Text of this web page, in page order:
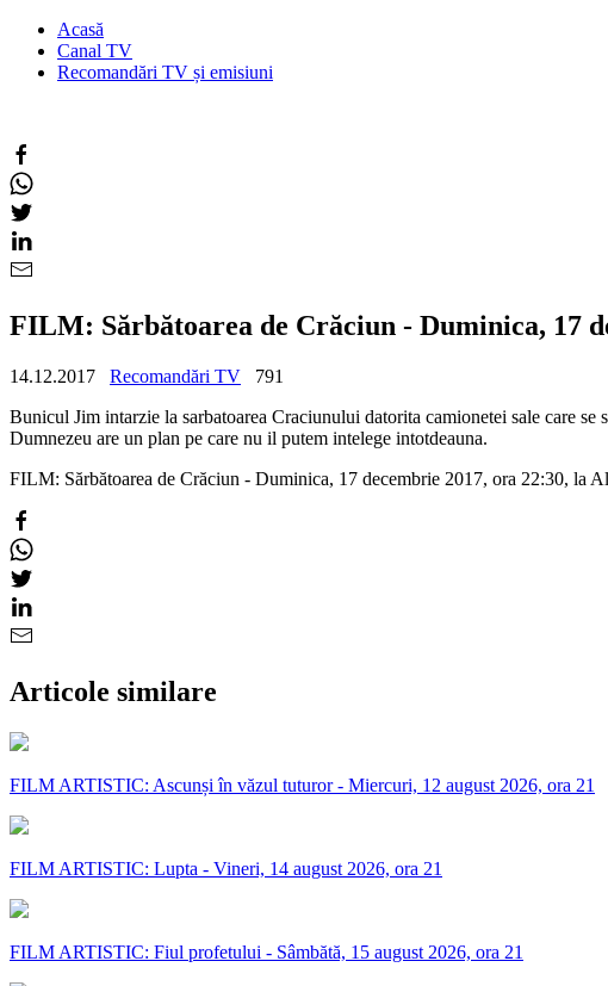
Acasă
Canal TV
Recomandări TV și emisiuni
FILM: Sărbătoarea de Crăciun - Duminica, 17
14.12.2017 Recomandări TV
791
Bunicul Jim intarzie la sarbatoarea Craciunului datorita camionetei sale care
Dumnezeu are un plan pe care nu il putem intelege intotdeauna.
FILM: Sărbătoarea de Crăciun - Duminica, 17 decembrie 2017, ora 22:30, la
Articole similare
FILM ARTISTIC: Ascunși în văzul tuturor - Miercuri, 12 august 2026, ora 21
FILM ARTISTIC: Lupta - Vineri, 14 august 2026, ora 21
FILM ARTISTIC: Fiul profetului - Sâmbătă, 15 august 2026, ora 21